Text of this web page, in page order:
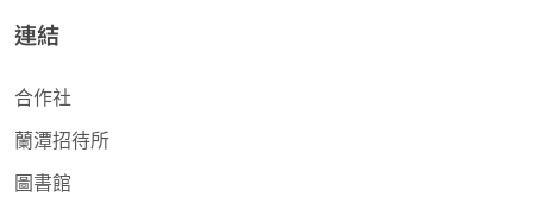
連結
合作社
蘭潭招待所
圖書館